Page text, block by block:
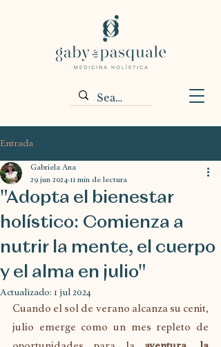
Entrada
"Adopta el bienestar
holístico: Comienza a
nutrir la mente, el cuerpo
y el alma en julio"
Gabriela Ana
29 jun 2024 11 min de lectura
Actualizado: 1 jul 2024
Cuando el sol de verano alcanza su cenit,
julio emerge como un mes repleto de